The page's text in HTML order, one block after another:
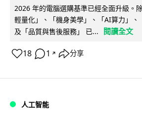
2026 年的電腦選購基準已經全面升級。
輕量化」、「機身美學」、「AI算力」、
及「品質與售後服務」 已...
閱讀全文
18 1 ↗ 分享
人工智能